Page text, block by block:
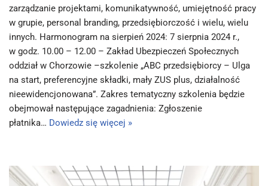
zarządzanie projektami, komunikatywność, umiejętność pracy
w grupie, personal branding, przedsiębiorczość i wielu, wielu
innych. Harmonogram na sierpień 2024: 7 sierpnia 2024 r.,
w godz. 10.00 – 12.00 – Zakład Ubezpieczeń Społecznych
oddział w Chorzowie –szkolenie „ABC przedsiębiorcy – Ulga
na start, preferencyjne składki, mały ZUS plus, działalność
nieewidencjonowana”. Zakres tematyczny szkolenia będzie
obejmował następujące zagadnienia: Zgłoszenie
płatnika… Dowiedz się więcej »